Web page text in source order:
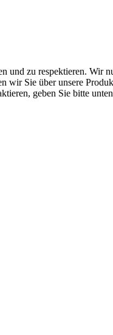
zu respektieren. Wir
wir Sie über unsere
geben Sie bitte